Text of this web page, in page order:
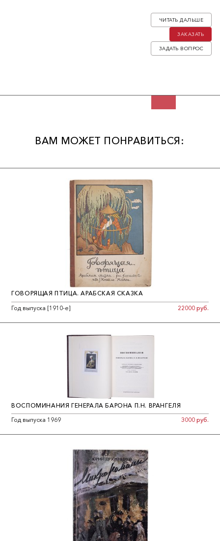
ЗАДАТЬ ВОПРОС
ЗАКАЗАТЬ
ЧИТАТЬ ДАЛЬШЕ
ВАМ МОЖЕТ ПОНРАВИТЬСЯ:
ГОВОРЯЩАЯ ПТИЦА. АРАБСКАЯ СКАЗКА
Год выпуска [1910-е]
22000 руб.
ВОСПОМИНАНИЯ ГЕНЕРАЛА БАРОНА П.Н. ВРАНГЕЛЯ
Год выпуска 1969
3000 руб.